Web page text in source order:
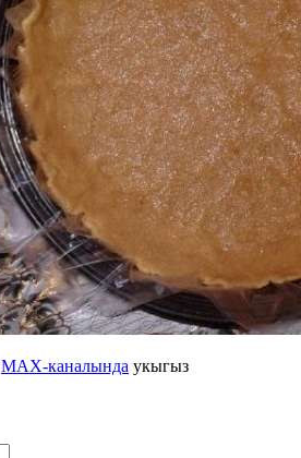
MAX-каналында укыгыз